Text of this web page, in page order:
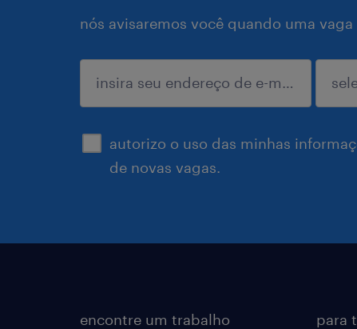
nós avisaremos você quando uma
autorizo o uso das minhas
de novas vagas.
enviar
encontre um trabalho para